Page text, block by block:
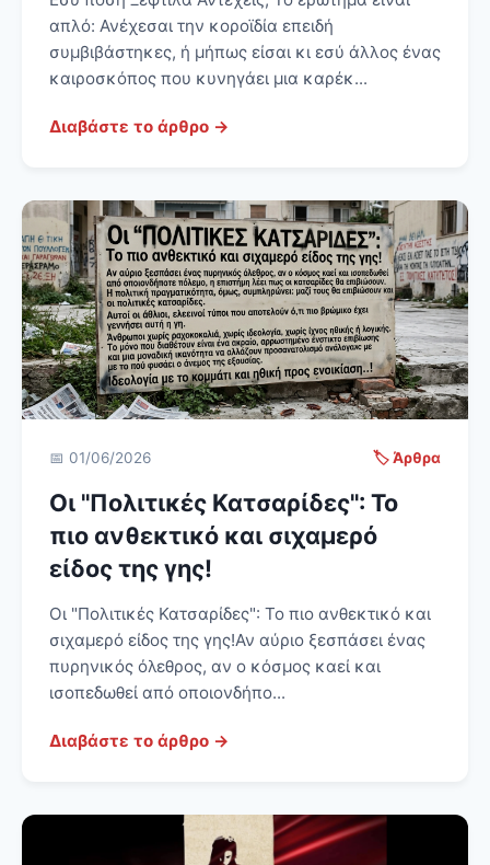
απλό: Ανέχεσαι την κοροϊδία επειδή
συμβιβάστηκες, ή μήπως είσαι κι εσύ άλλος ένας
καιροσκόπος που κυνηγάει μια καρέκ...
Διαβάστε το άρθρο →
📅 01/06/2026 🏷️ Άρθρα
Οι "Πολιτικές Κατσαρίδες": Το
πιο ανθεκτικό και σιχαμερό
είδος της γης!
Οι "Πολιτικές Κατσαρίδες": Το πιο ανθεκτικό και
σιχαμερό είδος της γης! Αν αύριο ξεσπάσει ένας
πυρηνικός όλεθρος, αν ο κόσμος καεί και
ισοπεδωθεί από οποιονδήπο...
Διαβάστε το άρθρο →